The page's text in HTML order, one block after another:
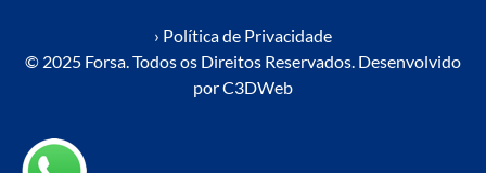
› Política de Privacidade
© 2025 Forsa. Todos os Direitos Reservados. Desenvolvido
porC3DWeb